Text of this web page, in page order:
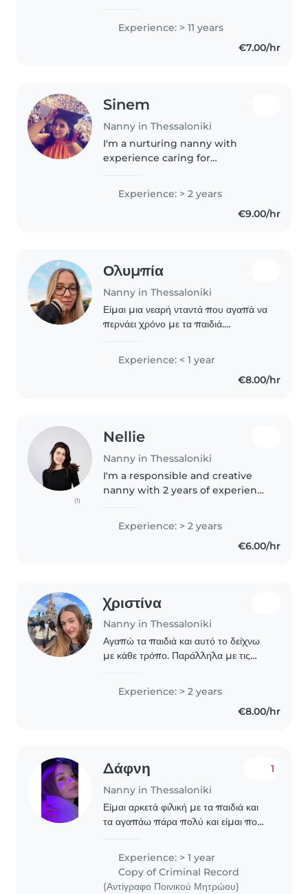
έως προσχολικής ηλικίας. Μπορώ να
παρέχω υποστήριξη σε ένα ευρύ
Experience: > 11 years
€7.00/hr
Sinem
Nanny in Thessaloniki
I'm a nurturing nanny with
experience caring for
and teens. Fluent in English,
Greek, and Turkish, I hold a BSc
Experience: > 2 years
€9.00/hr
Ολυμπία
Nanny in Thessaloniki
Είμαι μια νεαρή νταντά που αγαπά να
περνάει χρόνο με τα παιδιά.
στην πρωτοβάθμια εκπαίδευση και
έχω πάθος για τη ζωγραφική και τις
Experience: < 1 year
€8.00/hr
(1)
Nellie
Nanny in Thessaloniki
I'm a responsible and creative
nanny with 2 years of experience
and I love engaging children
through drawing, reading,..
Experience: > 2 years
€6.00/hr
Χριστίνα
Nanny in Thessaloniki
Αγαπώ τα παιδιά και αυτό το δείχνω
με κάθε τρόπο. Παράλληλα με τις
προσχολικής αγωγής και
εκπαίδευσης ΑΠΘ έχω κάνει
δημιουργική απασχόληση και φύλαξη
Experience: > 2 years
€8.00/hr
Δάφνη
Nanny in Thessaloniki
1
Είμαι αρκετά φιλική με τα παιδιά και
τα αγαπάω πάρα πολύ και είμαι πολύ
εμπειρία έχω δουλέψει σε παιδικό
σταθμό του Δήμου θερμής με το
πρόγραμμα μεταλυκειακού..
Experience: > 1 year
Copy of Criminal Record
(Αντίγραφο Ποινικού Μητρώου)